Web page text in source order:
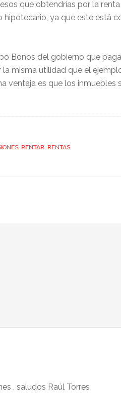
que obtendrías por la
ya que este está
Bonos del gobierno que
la misma utilidad que el
ventaja es que los inmuebles
, RENTAR, RENTAS
, saludos Raúl Torres